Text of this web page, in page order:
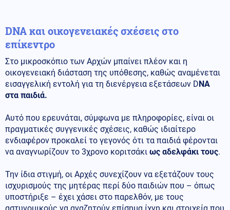
DNA και οικογενειακές σχέσεις στο
επίκεντρο
Στο μικροσκόπιο των Αρχών μπαίνει πλέον και η
οικογενειακή διάσταση της υπόθεσης, καθώς αναμένεται
εισαγγελική εντολή για τη διενέργεια εξετάσεων DNA
στα παιδιά.
Αυτό που ερευνάται, σύμφωνα με πληροφορίες, είναι οι
πραγματικές συγγενικές σχέσεις, καθώς ιδιαίτερο
ενδιαφέρον προκαλεί το γεγονός ότι τα παιδιά φέρονται
να αναγνωρίζουν το 3χρονο κοριτσάκι ως αδελφάκι τους.
Την ίδια στιγμή, οι Αρχές συνεχίζουν να εξετάζουν τους
ισχυρισμούς της μητέρας περί δύο παιδιών που – όπως
υποστήριξε – έχει χάσει στο παρελθόν, με τους